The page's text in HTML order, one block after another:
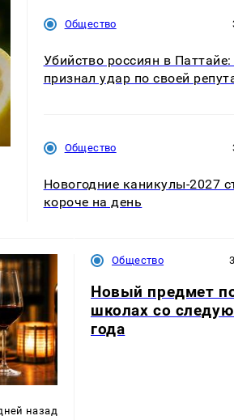
Общество
Убийство россиян в
признал удар по своей
Общество
Новогодние каникулы-2027
короче на день
назад
Общество
Новый предмет
школах со
года